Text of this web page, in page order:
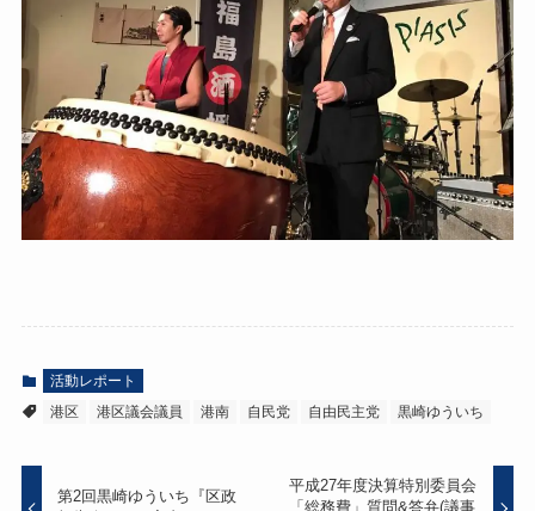
活動レポート
港区
港区議会議員 港南 自民党 自由民主党 黒崎ゆういち
第2回黒崎ゆういち『区政
平成27年度決算特別委員会
「総務費」質問&答弁(議事